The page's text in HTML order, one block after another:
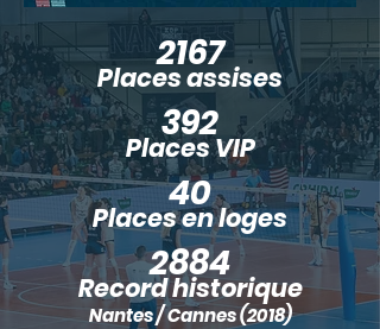
2167
Places assises
392
Places VIP
40
Places en loges
2884
Record historique
Nantes / Cannes (2018)